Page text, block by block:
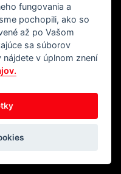
fungovania a
pochopili, ako so
až po Vašom
sa súborov
v úplnom znení